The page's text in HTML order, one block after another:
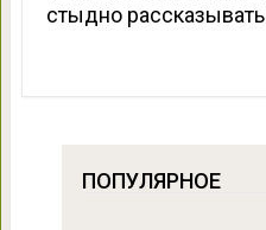
стыдно рассказывать
ПОПУЛЯРНОЕ